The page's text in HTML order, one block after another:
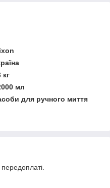
кг
мл
для ручного миття